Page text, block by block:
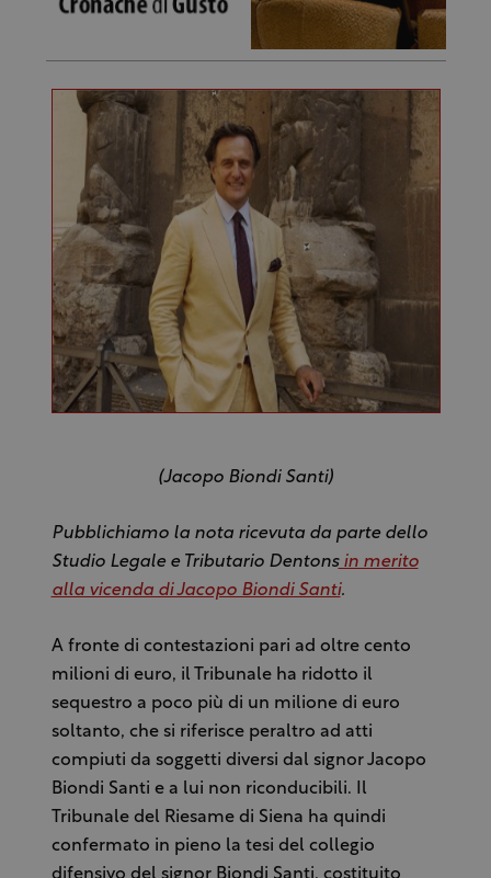
(Jacopo Biondi Santi)
Pubblichiamo la nota ricevuta da parte dello
Studio Legale e Tributario Dentonsin merito
alla vicenda di Jacopo Biondi Santi.
A fronte di contestazioni pari ad oltre cento
milioni di euro, il Tribunale ha ridotto il
sequestro a poco più di un milione di euro
soltanto, che si riferisce peraltro ad atti
compiuti da soggetti diversi dal signor Jacopo
Biondi Santi e a lui non riconducibili. Il
Tribunale del Riesame di Siena ha quindi
confermato in pieno la tesi del collegio